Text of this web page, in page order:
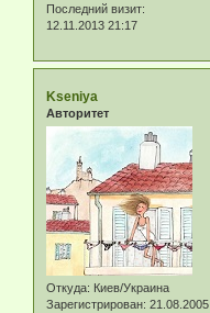
Последний визит:
12.11.2013 21:17
Kseniya
Авторитет
Откуда: Киев/Украина
Зарегистрирован: 21.08.2005